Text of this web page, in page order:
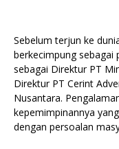
Sebelum terjun ke
berkecimpung
sebagai Direktur PT
Direktur PT Cerint
Nusantara.
kepemimpinannya
dengan persoalan